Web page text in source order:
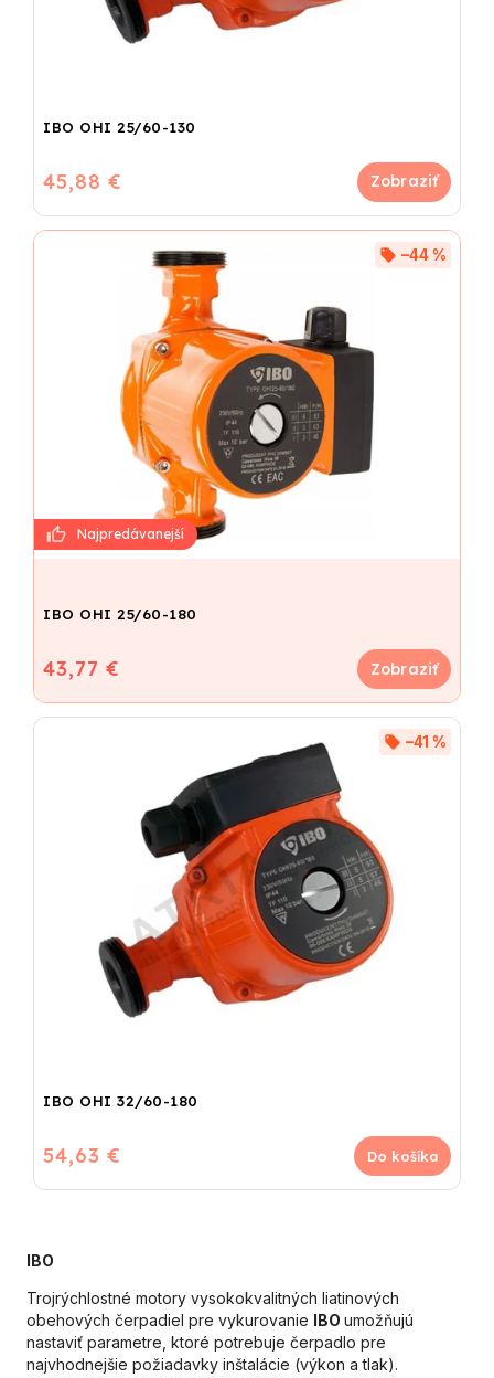
IBO OHI 25/60-130
45,88 €
IBO OHI 25/60-180
–44 %
43,77 €
IBO OHI 32/60-180
–41 %
54,63 € Do košíka
IBO
Trojrýchlostné motory vysokokvalitných liatinových
obehových čerpadiel pre vykurovanie IBO umožňujú
nastaviť parametre, ktoré potrebuje čerpadlo pre
najvhodnejšie požiadavky inštalácie (výkon a tlak).